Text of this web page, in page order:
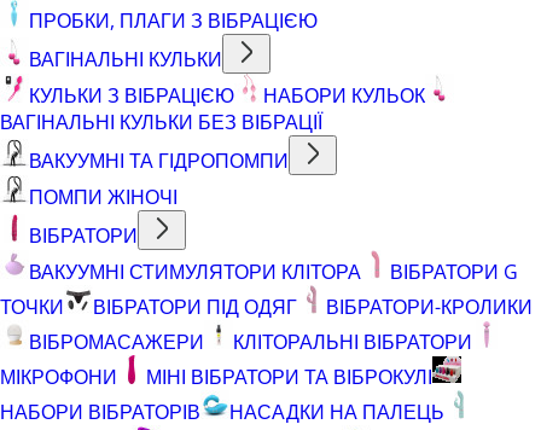
ПРОБКИ, ПЛАГИ З ВІБРАЦІЄЮ
ВАГІНАЛЬНІ КУЛЬКИ
КУЛЬКИ З ВІБРАЦІЄЮ
НАБОРИ КУЛЬОК
ВАГІНАЛЬНІ КУЛЬКИ БЕЗ ВІБРАЦІЇ
ВАКУУМНІ ТА ГІДРОПОМПИ
ПОМПИ ЖІНОЧІ
ВІБРАТОРИ
ВАКУУМНІ СТИМУЛЯТОРИ КЛІТОРА
ВІБРАТОРИ G
ТОЧКИ
ВІБРАТОРИ ПІД ОДЯГ
ВІБРАТОРИ-КРОЛИКИ
ВІБРОМАСАЖЕРИ
КЛІТОРАЛЬНІ ВІБРАТОРИ
МІКРОФОНИ
МІНІ ВІБРАТОРИ ТА ВІБРОКУЛІ
НАБОРИ ВІБРАТОРІВ
НАСАДКИ НА ПАЛЕЦЬ